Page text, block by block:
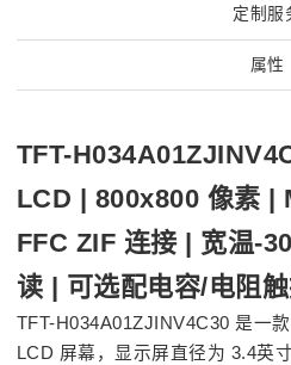
定制服
属性
TFT-
LCD | 800x800 像素 |
FFC ZIF 连接 | 宽温-
读 | 可选配电容/电阻
TFT-H034A01ZJINV4C30 是一
LCD 屏幕，显示屏直径为 3.4英